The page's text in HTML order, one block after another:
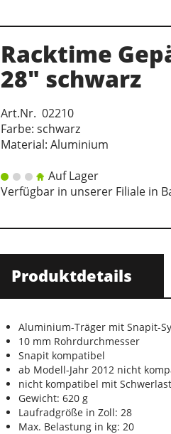
Racktime
28" schwarz
Art.Nr. 02210
Farbe: schwarz
Material: Aluminium
Auf Lager
Verfügbar in unserer Filiale in
Produktdetails
Aluminium-Träger mit Snapit-
10 mm Rohrdurchmesser
Snapit kompatibel
ab Modell-Jahr 2012 nicht
nicht kompatibel mit
Gewicht: 620 g
Laufradgröße in Zoll: 28
Max. Belastung in kg: 20